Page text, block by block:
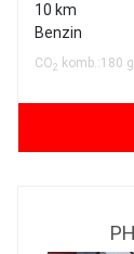
10 km
Benzin
CO2 komb.:180